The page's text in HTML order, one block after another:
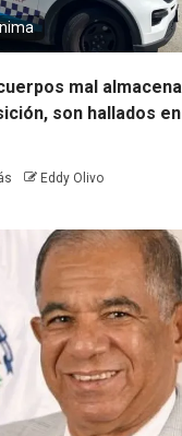
mal
son hallados
Eddy Olivo